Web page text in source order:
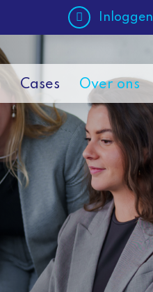
Inloggen
Cases Over ons